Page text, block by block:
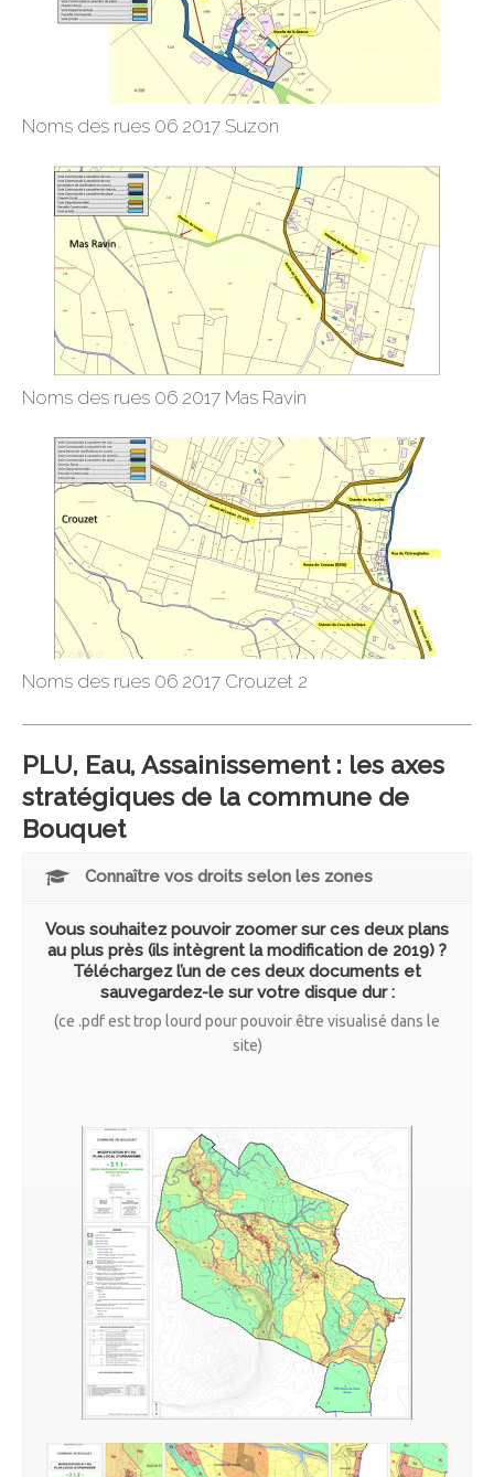
Noms des rues 06 2017 Suzon
Noms des rues 06 2017 Mas Ravin
Noms des rues 06 2017 Crouzet 2
PLU, Eau, Assainissement : les axes
stratégiques de la commune de
Bouquet
Connaître vos droits selon les zones
Vous souhaitez pouvoir zoomer sur ces deux plans
au plus près (ils intègrent la modification de 2019) ?
Téléchargez l’un de ces deux documents et
sauvegardez-le sur votre disque dur :
(ce .pdf est trop lourd pour pouvoir être visualisé dans le
site)